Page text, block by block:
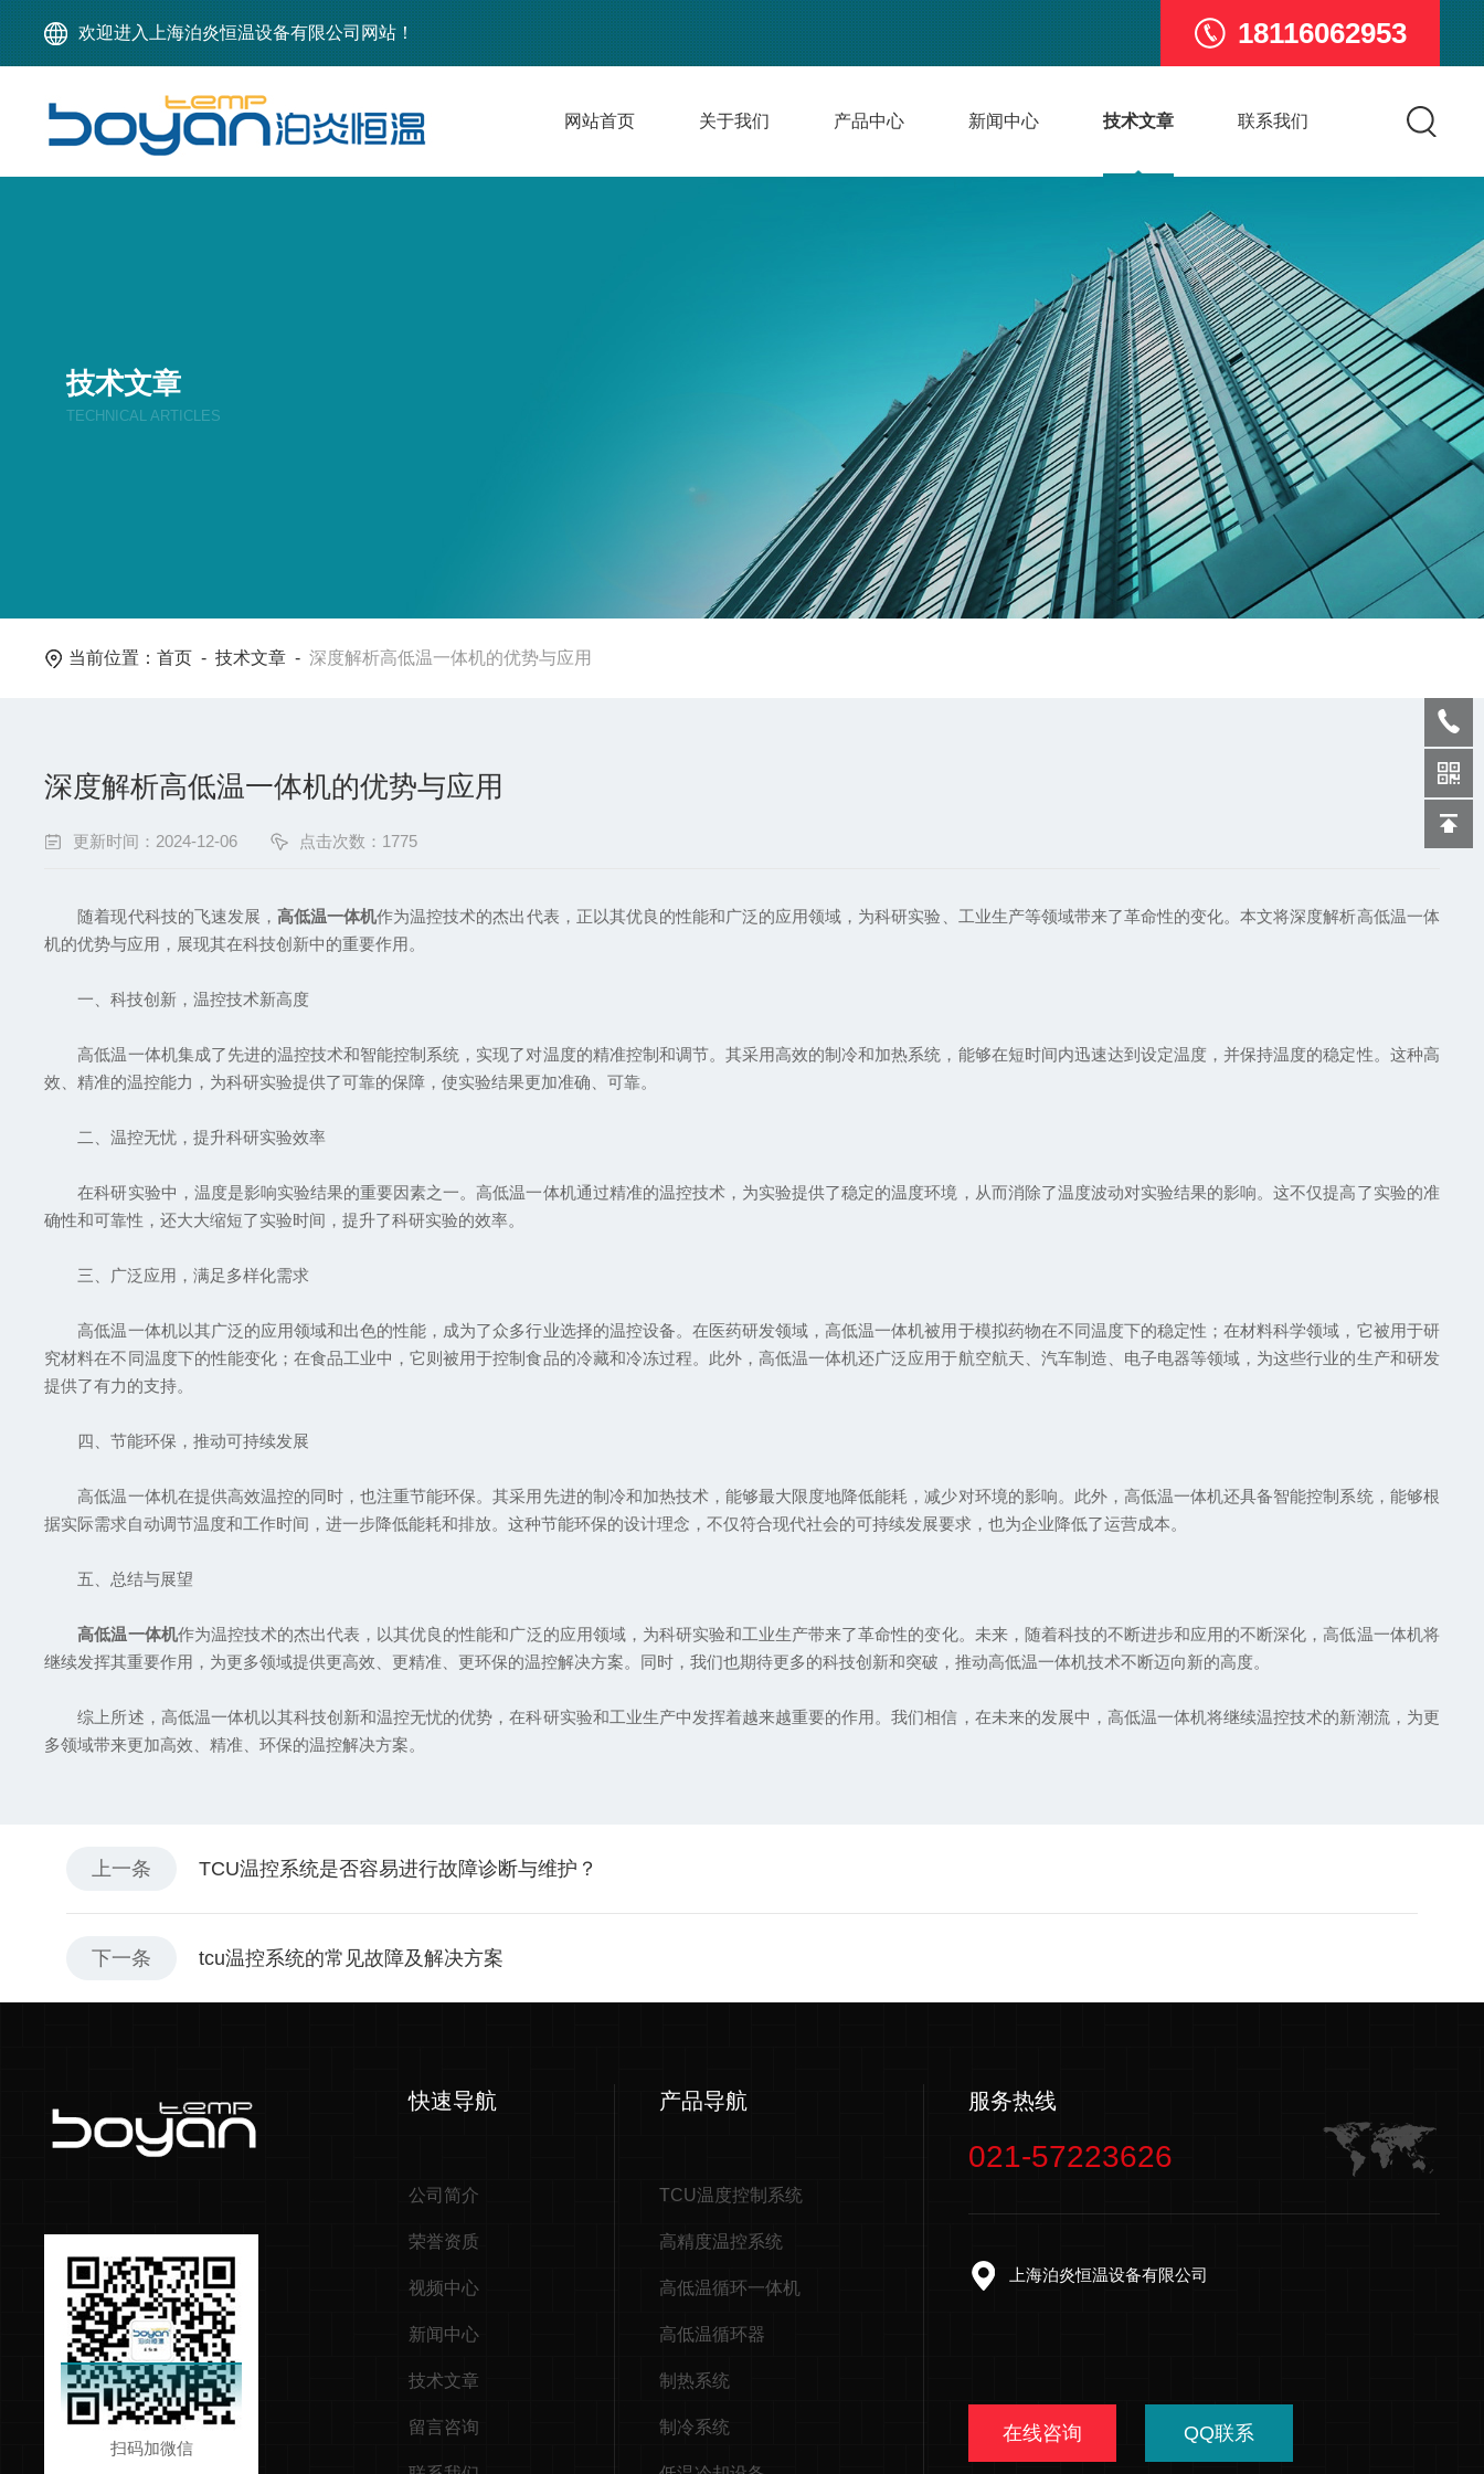
欢迎进入上海泊炎恒温设备有限公司网站！ 18116062953
网站首页 关于我们 产品中心 新闻中心 技术文章 联系我们
技术文章
TECHNICAL ARTICLES
当前位置：首页 -技术文章 -深度解析高低温一体机的优势与应用
深度解析高低温一体机的优势与应用
更新时间：2024-12-06 点击次数：1775
随着现代科技的飞速发展， 高低温一体机作为温控技术的杰出代表，正以其优良的性能和广泛的应用领域，为科研实验、工业生产等领域带来了革命性的变化。本文将深度解析高低温一体
机的优势与应用，展现其在科技创新中的重要作用。
一、科技创新，温控技术新高度
高低温一体机集成了先进的温控技术和智能控制系统，实现了对温度的精准控制和调节。其采用高效的制冷和加热系统，能够在短时间内迅速达到设定温度，并保持温度的稳定性。这种高
效、精准的温控能力，为科研实验提供了可靠的保障，使实验结果更加准确、可靠。
二、温控无忧，提升科研实验效率
在科研实验中，温度是影响实验结果的重要因素之一。高低温一体机通过精准的温控技术，为实验提供了稳定的温度环境，从而消除了温度波动对实验结果的影响。这不仅提高了实验的准
确性和可靠性，还大大缩短了实验时间，提升了科研实验的效率。
三、广泛应用，满足多样化需求
高低温一体机以其广泛的应用领域和出色的性能，成为了众多行业选择的温控设备。在医药研发领域，高低温一体机被用于模拟药物在不同温度下的稳定性；在材料科学领域，它被用于研
究材料在不同温度下的性能变化；在食品工业中，它则被用于控制食品的冷藏和冷冻过程。此外，高低温一体机还广泛应用于航空航天、汽车制造、电子电器等领域，为这些行业的生产和研发
提供了有力的支持。
四、节能环保，推动可持续发展
高低温一体机在提供高效温控的同时，也注重节能环保。其采用先进的制冷和加热技术，能够最大限度地降低能耗，减少对环境的影响。此外，高低温一体机还具备智能控制系统，能够根
据实际需求自动调节温度和工作时间，进一步降低能耗和排放。这种节能环保的设计理念，不仅符合现代社会的可持续发展要求，也为企业降低了运营成本。
五、总结与展望
高低温一体机作为温控技术的杰出代表，以其优良的性能和广泛的应用领域，为科研实验和工业生产带来了革命性的变化。未来，随着科技的不断进步和应用的不断深化，高低温一体机将
继续发挥其重要作用，为更多领域提供更高效、更精准、更环保的温控解决方案。同时，我们也期待更多的科技创新和突破，推动高低温一体机技术不断迈向新的高度。
综上所述，高低温一体机以其科技创新和温控无忧的优势，在科研实验和工业生产中发挥着越来越重要的作用。我们相信，在未来的发展中，高低温一体机将继续温控技术的新潮流，为更
多领域带来更加高效、精准、环保的温控解决方案。
上一条 TCU温控系统是否容易进行故障诊断与维护？
下一条 tcu温控系统的常见故障及解决方案
扫码加微信
快速导航
公司简介
荣誉资质
视频中心
新闻中心
技术文章
留言咨询
产品导航
TCU温度控制系统
高精度温控系统
高低温循环一体机
高低温循环器
制热系统
制冷系统
服务热线
021-57223626
上海泊炎恒温设备有限公司
在线咨询 QQ联系